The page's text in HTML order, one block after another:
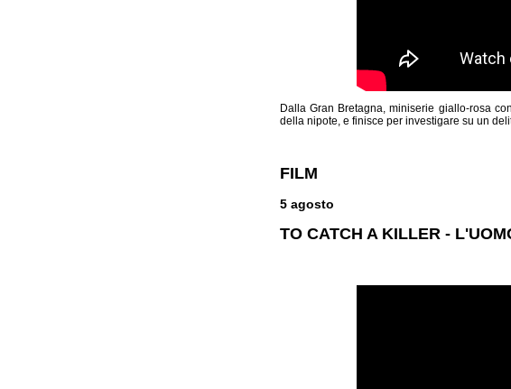
Dalla Gran Bretagna, miniserie giallo-rosa
della nipote, e finisce per investigare su un
FILM
5 agosto
TO CATCH A KILLER -